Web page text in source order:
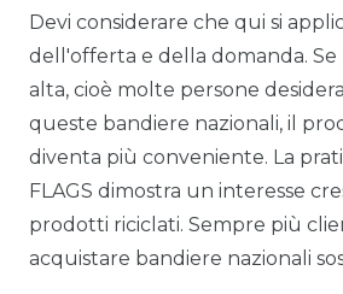
Devi considerare che qui si
dell'offerta e della domanda. Se
alta, cioè molte persone
queste bandiere nazionali, il
diventa più conveniente. La
FLAGS dimostra un interesse
prodotti riciclati. Sempre più
acquistare bandiere nazionali